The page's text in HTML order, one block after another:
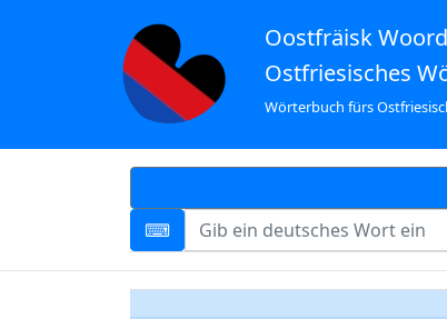
Oostfräisk
Ostfriesisches
Wörterbuch fürs